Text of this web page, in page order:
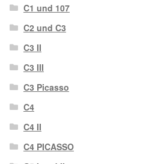
C1 und 107
C2 und C3
C3 II
C3 III
C3 Picasso
C4
C4 II
C4 PICASSO